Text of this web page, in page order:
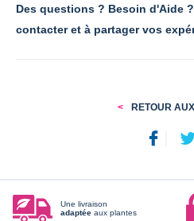
Des questions ? Besoin d'Aide
contacter et à partager vos
RETOUR
Une livraison
adaptée aux plantes